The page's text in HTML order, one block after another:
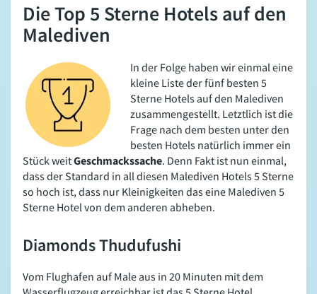
Die Top 5 Sterne Hotels auf den
Malediven
In der Folge haben wir einmal eine
kleine Liste der fünf besten 5
Sterne Hotels auf den Malediven
zusammengestellt. Letztlich ist die
Frage nach dem besten unter den
besten Hotels natürlich immer ein
Stück weitGeschmackssache. Denn Fakt ist nun einmal,
dass der Standard in all diesen Malediven Hotels 5 Sterne
so hoch ist, dass nur Kleinigkeiten das eine Malediven 5
Sterne Hotel von dem anderen abheben.
Diamonds Thudufushi
Vom Flughafen auf Male aus in 20 Minuten mit dem